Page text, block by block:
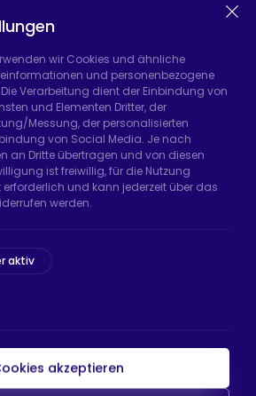
Atatürk Sanayi Bölgesi,
No:11 Hadımköy, 34555
640 66 46
İstanbul
64 87
HTS-Zahlung
wir Cookies und ähnliche
und personenbezogene
Verarbeitung dient der Einbindung von
und Elementen Dritter, der
Messung, der personalisierten
von Social Media. Je nach
an Dritte übertragen und von diesen
ist freiwillig, für die Nutzung
erforderlich und kann jederzeit über das
werden.
aktiv
akzeptieren